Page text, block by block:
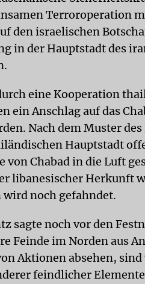
Terroroperation
den israelischen
in der Hauptstadt des
eine Kooperation
ein Anschlag auf das
Nach dem Muster des
Hauptstadt
von Chabad in die Luft
libanesischer Herkunft
noch gefahndet.
sagte noch vor den
Feinde im Norden aus
Aktionen absehen,
feindlicher